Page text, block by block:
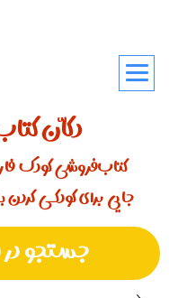
دکّان
کتاب‌فروشی کودک
جایی برای کودکـــی